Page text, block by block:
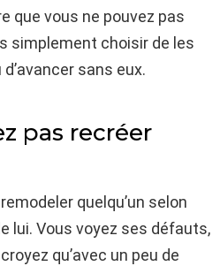
que vous ne pouvez pas
simplement choisir de les
sans eux.
pas recréer
quelqu’un selon
lui. Vous voyez ses défauts,
qu’avec un peu de